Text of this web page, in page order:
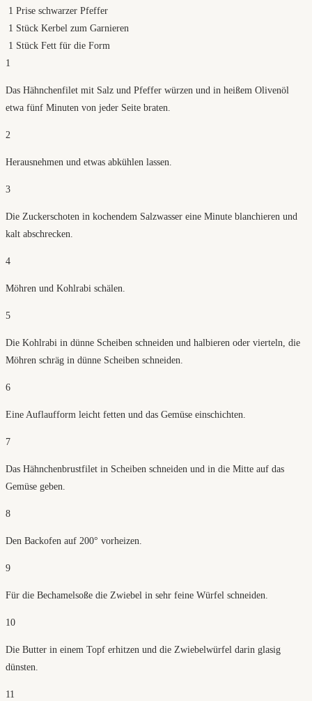
1 Prise schwarzer Pfeffer
1 Stück Kerbel zum Garnieren
1 Stück Fett für die Form
1
Das Hähnchenfilet mit Salz und Pfeffer würzen und in heißem Olivenöl
etwa fünf Minuten von jeder Seite braten.
2
Herausnehmen und etwas abkühlen lassen.
3
Die Zuckerschoten in kochendem Salzwasser eine Minute blanchieren und
kalt abschrecken.
4
Möhren und Kohlrabi schälen.
5
Die Kohlrabi in dünne Scheiben schneiden und halbieren oder vierteln, die
Möhren schräg in dünne Scheiben schneiden.
6
Eine Auflaufform leicht fetten und das Gemüse einschichten.
7
Das Hähnchenbrustfilet in Scheiben schneiden und in die Mitte auf das
Gemüse geben.
8
Den Backofen auf 200° vorheizen.
9
Für die Bechamelsoße die Zwiebel in sehr feine Würfel schneiden.
10
Die Butter in einem Topf erhitzen und die Zwiebelwürfel darin glasig
dünsten.
11